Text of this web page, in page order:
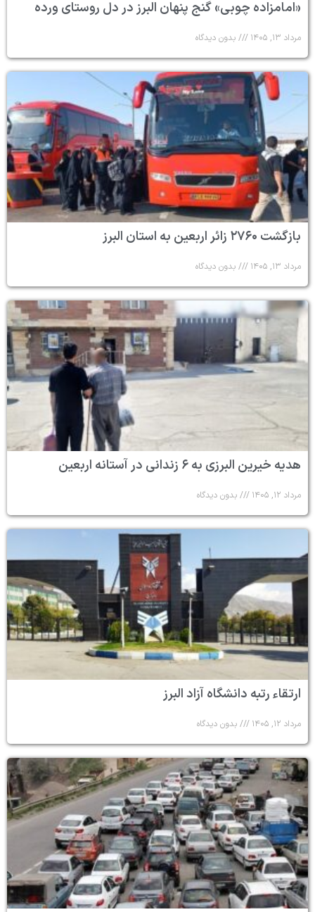
«امامزاده چوبی» گنج پنهان البرز در دل روستای ورده
مرداد ۱۳, ۱۴۰۵ بدون دیدگاه
بازگشت ۲۷۶۰ زائر اربعین به استان البرز
مرداد ۱۳, ۱۴۰۵ بدون دیدگاه
هدیه خیرین البرزی به ۶ زندانی در آستانه اربعین
مرداد ۱۲, ۱۴۰۵ بدون دیدگاه
ارتقاء رتبه دانشگاه آزاد البرز
مرداد ۱۲, ۱۴۰۵ بدون دیدگاه